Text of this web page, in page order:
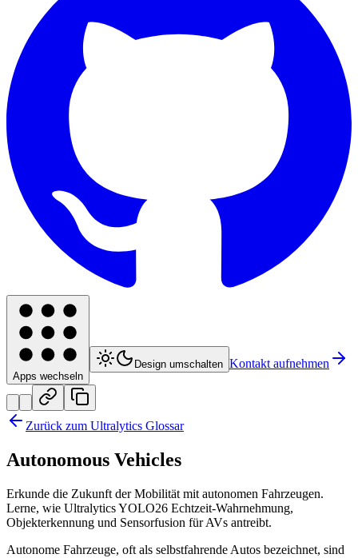
Apps wechseln
Design umschalten Kontakt aufnehmen
Zurück zum Ultralytics Glossar
Autonomous Vehicles
Erkunde die Zukunft der Mobilität mit autonomen Fahrzeugen.
Lerne, wie Ultralytics YOLO26 Echtzeit-Wahrnehmung,
Objekterkennung und Sensorfusion für AVs antreibt.
Autonome Fahrzeuge, oft als selbstfahrende Autos bezeichnet, sind